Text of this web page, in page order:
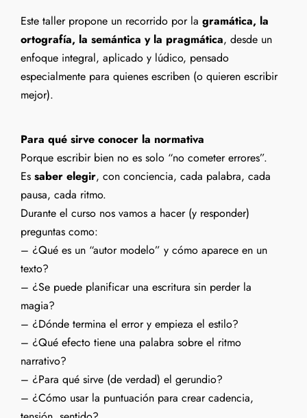
Este taller propone un recorrido por la gramática, la
ortografía, la semántica y la pragmática, desde un
enfoque integral, aplicado y lúdico, pensado
especialmente para quienes escriben (o quieren escribir
mejor).
Para qué sirve conocer la normativa
Porque escribir bien no es solo “no cometer errores”.
Es saber elegir, con conciencia, cada palabra, cada
pausa, cada ritmo.
Durante el curso nos vamos a hacer (y responder)
preguntas como:
– ¿Qué es un “autor modelo” y cómo aparece en un
texto?
– ¿Se puede planificar una escritura sin perder la
magia?
– ¿Dónde termina el error y empieza el estilo?
– ¿Qué efecto tiene una palabra sobre el ritmo
narrativo?
– ¿Para qué sirve (de verdad) el gerundio?
– ¿Cómo usar la puntuación para crear cadencia,